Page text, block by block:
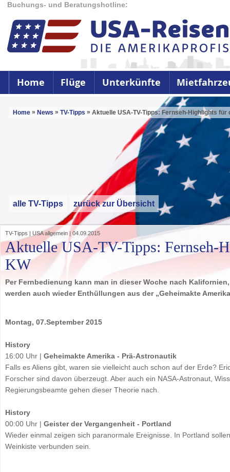
Buchungs- und Beratungshotline:
Home Flüge Unterkünfte
Home » News » TV-Tipps » Aktuelle USA-TV-Tipps: Fernseh-Highlights für
alle TV-Tipps zurück zur Übersicht
TV-Tipps | USA allgemein | 04.09.2015
Aktuelle USA-TV-Tipps: Fernseh-
KW
Per Fernbedienung kann man in dieser Woche nach
werden auch wieder Enthüllungen aus der „Geheimakte
Montag, 07.September 2015
History
16:00 Uhr | Geheimakte Amerika - Prä-Astronautik
Falls es Aliens gibt, waren sie vielleicht auch schon auf der Erde?
Forscher sind davon überzeugt. Aber auch ein NASA-Astronaut,
Regierungsbeamte gehen dieser Theorie nach.
History
00:00 Uhr | Geister der Vergangenheit - Portland
Wieder einmal zeigen sich paranormale Ereignisse. In Portland
Weinkiste verbunden sein.